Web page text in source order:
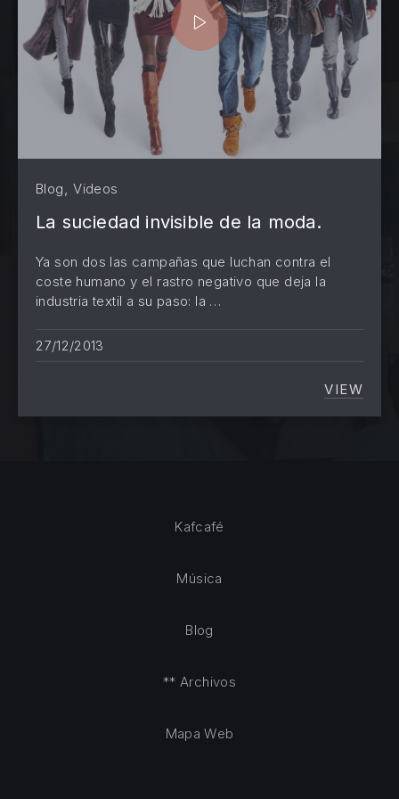
Blog,Videos
La suciedad invisible de la moda.
Ya son dos las campañas que luchan contra el
coste humano y el rastro negativo que deja la
industria textil a su paso: la …
27/12/2013
VIEW
LA
Kafcafé
Música
Blog
** Archivos
Mapa Web